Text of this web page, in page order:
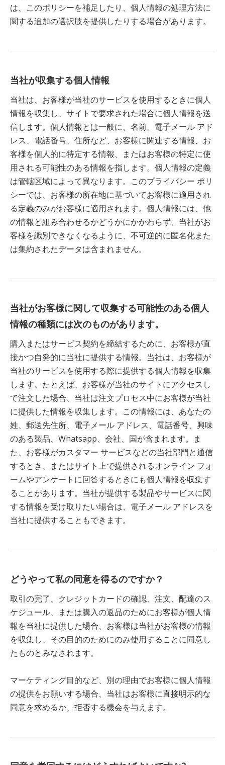
は、このポリシーを補足したり、個人情報の処理方法に
関する追加の選択肢を提供したりする場合があります。
当社が収集する個人情報
当社は、お客様が当社のサービスを使用するときに個人
情報を収集し、サイトで要求された場合に個人情報を送
信します。個人情報とは一般に、名前、電子メール アド
レス、電話番号、住所など、お客様に関連する情報、お
客様を個人的に特定する情報、またはお客様の特定に使
用される可能性のある情報を指します。個人情報の定義
は管轄区域によって異なります。このプライバシー ポリ
シーでは、お客様の所在地に基づいてお客様に適用され
る定義のみがお客様に適用されます。個人情報には、他
の情報と組み合わせるかどうかにかかわらず、当社がお
客様を識別できなくなるように、不可逆的に匿名化また
は集約されたデータは含まれません。
当社がお客様に関して収集する可能性のある個人
情報の種類には次のものがあります。
購入またはサービス契約を締結するために、お客様が直
接かつ自発的に当社に提供する情報。当社は、お客様が
当社のサービスを使用する際に提供する個人情報を収集
します。たとえば、お客様が当社のサイトにアクセスし
て注文した場合、当社は注文プロセス中にお客様が当社
に提供した情報を収集します。この情報には、あなたの
姓、郵送先住所、電子メール アドレス、電話番号、興味
のある製品、Whatsapp、会社、国が含まれます。ま
た、お客様がカスタマー サービスなどの当社部門と通信
するとき、またはサイト上で提供されるオンライン フォ
ームやアンケートに回答するときにも個人情報を収集す
ることがあります。当社が提供する製品やサービスに関
する情報を受け取りたい場合は、電子メール アドレスを
当社に提供することもできます。
どうやって私の同意を得るのですか？
取引の完了、クレジットカードの確認、注文、配達のス
ケジュール、または購入の返品のためにお客様が個人情
報を当社に提供した場合、お客様は当社がお客様の情報
を収集し、その目的のためにのみ使用することに同意し
たものとみなされます。
マーケティング目的など、別の理由でお客様に個人情報
の提供をお願いする場合、当社はお客様に直接明示的な
同意を求めるか、拒否する機会を与えます。